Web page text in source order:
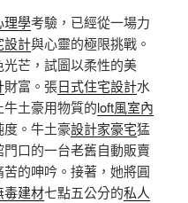
理學考驗，已經從一場力
設計與心靈的極限挑戰。
芒，試圖以柔性的美
財富。張日式住宅設計水
土豪用物質的loft風室內
度。牛土豪設計家豪宅猛
口的一台老舊自動販賣
苦的呻吟。接著，她將圓
毒建材七點五公分的私人